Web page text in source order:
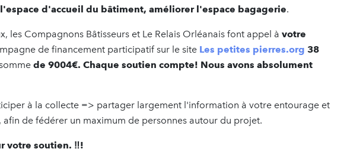
d'accueil du bâtiment, améliorer l'espace bagagerie.
les Compagnons Bâtisseurs et Le Relais Orléanais font appel à votre
de financement participatif sur le site Les petites pierres.org 38
de 9004€. Chaque soutien compte! Nous avons absolument
à la collecte => partager largement l'information à votre entourage et
afin de fédérer un maximum de personnes autour du projet.
votre soutien. ‼️!